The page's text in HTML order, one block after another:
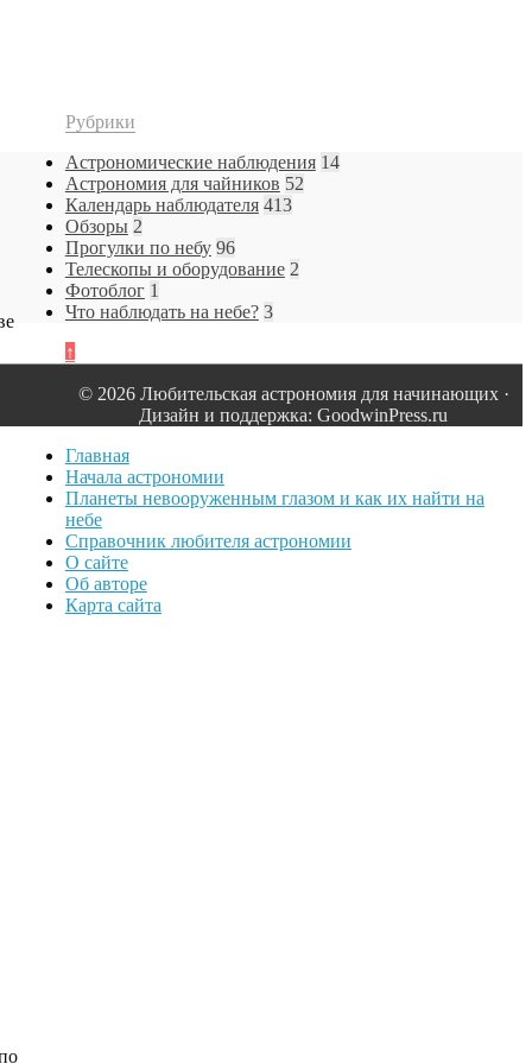
Рубрики
Астрономические наблюдения 14
Астрономия для чайников 52
Календарь наблюдателя 413
Обзоры 2
Прогулки по небу 96
Телескопы и оборудование 2
Фотоблог 1
Что наблюдать на небе? 3
↑
© 2026 Любительская астрономия для начинающих ·
Дизайн и поддержка: GoodwinPress.ru
Главная
Начала астрономии
Планеты невооруженным глазом и как их найти на
небе
Справочник любителя астрономии
О сайте
Об авторе
Карта сайта